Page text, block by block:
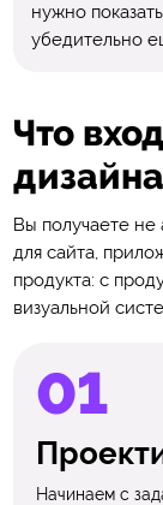
нужно
убедительно
Что
дизайна
Вы получаете не
для сайта,
продукта: с
визуальной
Начинаем с